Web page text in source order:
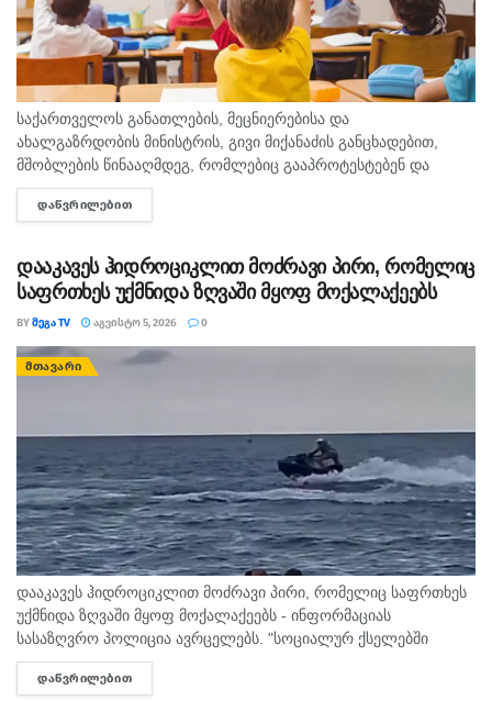
საქართველოს განათლების, მეცნიერებისა და
ახალგაზრდობის მინისტრის, გივი მიქანაძის განცხადებით,
მშობლების წინააღმდეგ, რომლებიც გააპროტესტებენ და
ბავშვებს სასკოლო ფორმას მაინც არ ჩააცმევენ, იქნება
განსაზღვრული, როგორც აღმზრდელობითი, ისე კონკრეტული
ᲓᲐᲬᲕᲠᲘᲚᲔᲑᲘᲗ
დააკავეს ჰიდროციკლით მოძრავი პირი, რომელიც
საფრთხეს უქმნიდა ზღვაში მყოფ მოქალაქეებს
BYᲛᲔᲒᲐ TV ᲐᲒᲕᲘᲡᲢᲝ 5, 2026 0
ᲛᲗᲐᲕᲐᲠᲘ
დააკავეს ჰიდროციკლით მოძრავი პირი, რომელიც საფრთხეს
უქმნიდა ზღვაში მყოფ მოქალაქეებს - ინფორმაციას
სასაზღვრო პოლიცია ავრცელებს. "სოციალურ ქსელებში
სხვადასხვა გვერდის მეშვეობით გავრცელდა ვიდეომასალა,
რომელშიც ჩანს, რომ ურეკის სანაპიროზე, ჰიდროციკლით
ᲓᲐᲬᲕᲠᲘᲚᲔᲑᲘᲗ